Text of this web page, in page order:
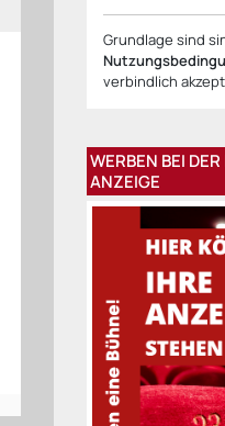
Grundlage sind
verbindlich
WERBEN BEI
ANZEIGE